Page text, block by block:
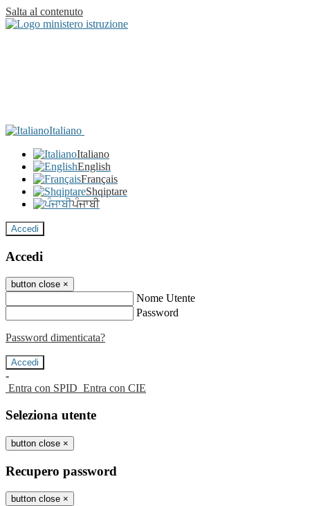
Salta al contenuto
Italiano
Italiano
English
Français
Shqiptare
ਪੰਜਾਬੀ
Accedi
Accedi
button close ×
Nome Utente
Password
Password dimenticata?
-
Entra con SPID Entra con CIE
Seleziona utente
button close ×
Recupero password
button close ×